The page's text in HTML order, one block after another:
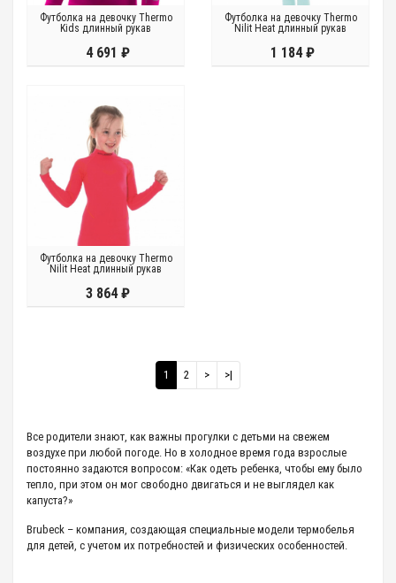
Футболка на девочку Thermo
Kids длинный рукав
4 691 ₽
Футболка на девочку Thermo
Nilit Heat длинный рукав
1 184 ₽
Футболка на девочку Thermo
Nilit Heat длинный рукав
3 864 ₽
1 2 > >|
Все родители знают, как важны прогулки с детьми на свежем
воздухе при любой погоде. Но в холодное время года взрослые
постоянно задаются вопросом: «Как одеть ребенка, чтобы ему было
тепло, при этом он мог свободно двигаться и не выглядел как
капуста?»
Brubeck – компания, создающая специальные модели термобелья
для детей, с учетом их потребностей и физических особенностей.